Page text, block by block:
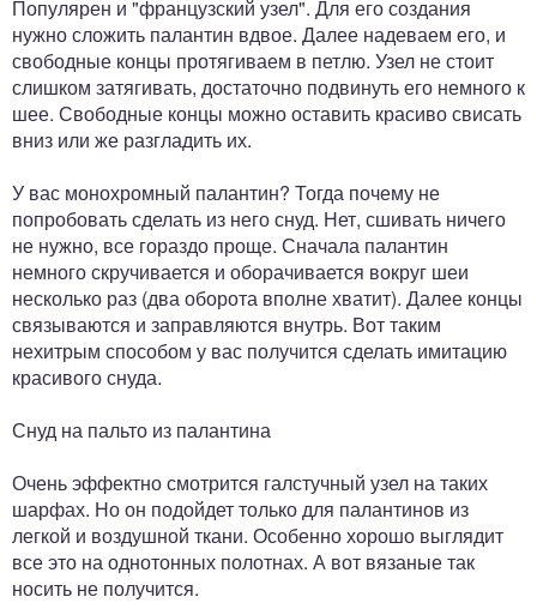
Популярен и "французский узел". Для его создания
нужно сложить палантин вдвое. Далее надеваем его, и
свободные концы протягиваем в петлю. Узел не стоит
слишком затягивать, достаточно подвинуть его немного к
шее. Свободные концы можно оставить красиво свисать
вниз или же разгладить их.
У вас монохромный палантин? Тогда почему не
попробовать сделать из него снуд. Нет, сшивать ничего
не нужно, все гораздо проще. Сначала палантин
немного скручивается и оборачивается вокруг шеи
несколько раз (два оборота вполне хватит). Далее концы
связываются и заправляются внутрь. Вот таким
нехитрым способом у вас получится сделать имитацию
красивого снуда.
Снуд на пальто из палантина
Очень эффектно смотрится галстучный узел на таких
шарфах. Но он подойдет только для палантинов из
легкой и воздушной ткани. Особенно хорошо выглядит
все это на однотонных полотнах. А вот вязаные так
носить не получится.